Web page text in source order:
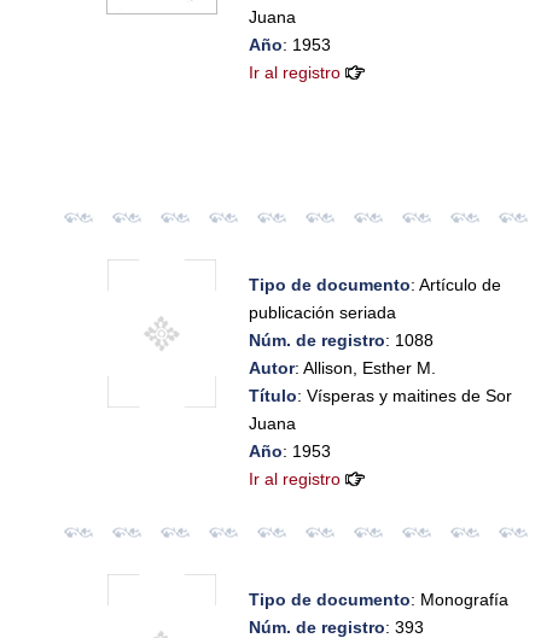
Juana
Año: 1953
Ir al registro
Tipo de documento: Artículo de
publicación seriada
Núm. de registro: 1088
Autor: Allison, Esther M.
Título: Vísperas y maitines de Sor
Juana
Año: 1953
Ir al registro
Tipo de documento: Monografía
Núm. de registro: 393